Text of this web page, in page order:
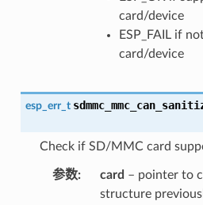
card/device
ESP_FAIL if
card/device
esp_err_t
Check if SD/MMC card
参数 card – pointer to
structure